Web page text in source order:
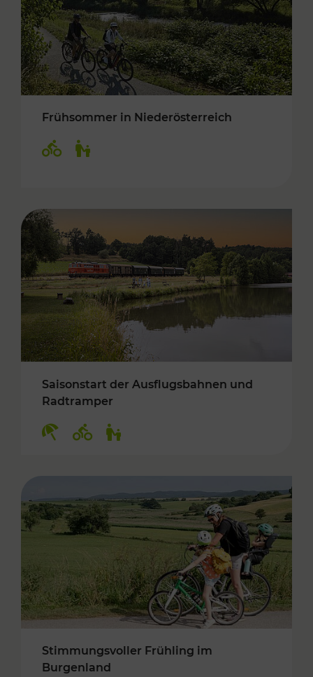
Frühsommer in Niederösterreich
Saisonstart der Ausflugsbahnen und
Radtramper
Stimmungsvoller Frühling im
Burgenland